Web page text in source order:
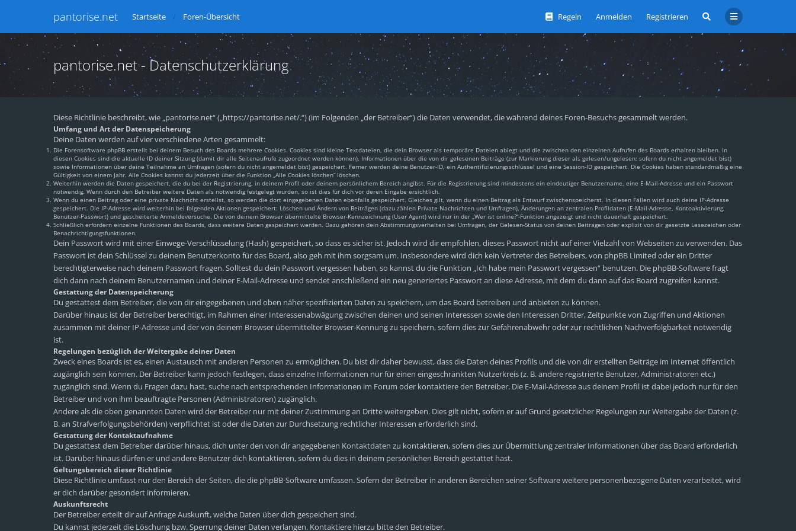
pantorise.net Regeln Anmelden Registrieren
Startseite Foren-Übersicht
pantorise.net - Datenschutzerklärung
Diese Richtlinie beschreibt, wie „pantorise.net“ („https://pantorise.net/.“) (im Folgenden „der Betreiber“) die Daten verwendet, die während deines Foren-Besuchs gesammelt werden.
Umfang und Art der Datenspeicherung
Deine Daten werden auf vier verschiedene Arten gesammelt:
Die Forensoftware phpBB erstellt bei deinem Besuch des Boards mehrere Cookies. Cookies sind kleine Textdateien, die dein Browser als temporäre Dateien ablegt und die zwischen den einzelnen Aufrufen des Boards erhalten bleiben. In
diesen Cookies sind die aktuelle ID deiner Sitzung (damit dir alle Seitenaufrufe zugeordnet werden können), Informationen über die von dir gelesenen Beiträge (zur Markierung dieser als gelesen/ungelesen; sofern du nicht angemeldet bist)
sowie Informationen über deine Teilnahme an Umfragen (sofern du nicht angemeldet bist) gespeichert. Ferner werden deine Benutzer-ID, ein Authentifizierungsschlüssel und eine Session-ID gespeichert. Die Cookies haben standardmäßig eine
Gültigkeit von einem Jahr. Alle Cookies kannst du jederzeit über die Funktion „Alle Cookies löschen“ löschen.
Weiterhin werden die Daten gespeichert, die du bei der Registrierung, in deinem Profil oder deinem persönlichem Bereich angibst. Für die Registrierung sind mindestens ein eindeutiger Benutzername, eine E-Mail-Adresse und ein Passwort
notwendig. Wenn durch den Betreiber weitere Daten als notwendig festgelegt wurden, so ist dies für dich vor deren Eingabe ersichtlich.
Wenn du einen Beitrag oder eine private Nachricht erstellst, so werden die dort eingegebenen Daten ebenfalls gespeichert. Gleiches gilt, wenn du einen Beitrag als Entwurf zwischenspeicherst. In diesen Fällen wird auch deine IP-Adresse
gespeichert. Die IP-Adresse wird weiterhin bei folgenden Aktionen gespeichert: Löschen und Ändern von Beiträgen (dazu zählen Private Nachrichten und Umfragen), Änderungen an zentralen Profildaten (E-Mail-Adresse, Kontoaktivierung,
Benutzer-Passwort) und gescheiterte Anmeldeversuche. Die von deinem Browser übermittelte Browser-Kennzeichnung (User Agent) wird nur in der „Wer ist online?“-Funktion angezeigt und nicht dauerhaft gespeichert.
Schließlich erfordern einzelne Funktionen des Boards, dass weitere Daten gespeichert werden. Dazu gehören dein Abstimmungsverhalten bei Umfragen, der Gelesen-Status von deinen Beiträgen oder explizit von dir gesetzte Lesezeichen oder
Benachrichtigungsfunktionen.
Dein Passwort wird mit einer Einwege-Verschlüsselung (Hash) gespeichert, so dass es sicher ist. Jedoch wird dir empfohlen, dieses Passwort nicht auf einer Vielzahl von Webseiten zu verwenden. Das
Passwort ist dein Schlüssel zu deinem Benutzerkonto für das Board, also geh mit ihm sorgsam um. Insbesondere wird dich kein Vertreter des Betreibers, von phpBB Limited oder ein Dritter
berechtigterweise nach deinem Passwort fragen. Solltest du dein Passwort vergessen haben, so kannst du die Funktion „Ich habe mein Passwort vergessen“ benutzen. Die phpBB-Software fragt
dich dann nach deinem Benutzernamen und deiner E-Mail-Adresse und sendet anschließend ein neu generiertes Passwort an diese Adresse, mit dem du dann auf das Board zugreifen kannst.
Gestattung der Datenspeicherung
Du gestattest dem Betreiber, die von dir eingegebenen und oben näher spezifizierten Daten zu speichern, um das Board betreiben und anbieten zu können.
Darüber hinaus ist der Betreiber berechtigt, im Rahmen einer Interessenabwägung zwischen deinen und seinen Interessen sowie den Interessen Dritter, Zeitpunkte von Zugriffen und Aktionen
zusammen mit deiner IP-Adresse und der von deinem Browser übermittelter Browser-Kennung zu speichern, sofern dies zur Gefahrenabwehr oder zur rechtlichen Nachverfolgbarkeit notwendig
ist.
Regelungen bezüglich der Weitergabe deiner Daten
Zweck eines Boards ist es, einen Austausch mit anderen Personen zu ermöglichen. Du bist dir daher bewusst, dass die Daten deines Profils und die von dir erstellten Beiträge im Internet öffentlich
zugänglich sein können. Der Betreiber kann jedoch festlegen, dass einzelne Informationen nur für einen eingeschränkten Nutzerkreis (z. B. andere registrierte Benutzer, Administratoren etc.)
zugänglich sind. Wenn du Fragen dazu hast, suche nach entsprechenden Informationen im Forum oder kontaktiere den Betreiber. Die E-Mail-Adresse aus deinem Profil ist dabei jedoch nur für den
Betreiber und von ihm beauftragte Personen (Administratoren) zugänglich.
Andere als die oben genannten Daten wird der Betreiber nur mit deiner Zustimmung an Dritte weitergeben. Dies gilt nicht, sofern er auf Grund gesetzlicher Regelungen zur Weitergabe der Daten (z.
B. an Strafverfolgungsbehörden) verpflichtet ist oder die Daten zur Durchsetzung rechtlicher Interessen erforderlich sind.
Gestattung der Kontaktaufnahme
Du gestattest dem Betreiber darüber hinaus, dich unter den von dir angegebenen Kontaktdaten zu kontaktieren, sofern dies zur Übermittlung zentraler Informationen über das Board erforderlich
ist. Darüber hinaus dürfen er und andere Benutzer dich kontaktieren, sofern du dies in deinem persönlichen Bereich gestattet hast.
Geltungsbereich dieser Richtlinie
Diese Richtlinie umfasst nur den Bereich der Seiten, die die phpBB-Software umfassen. Sofern der Betreiber in anderen Bereichen seiner Software weitere personenbezogene Daten verarbeitet, wird
er dich darüber gesondert informieren.
Auskunftsrecht
Der Betreiber erteilt dir auf Anfrage Auskunft, welche Daten über dich gespeichert sind.
Du kannst jederzeit die Löschung bzw. Sperrung deiner Daten verlangen. Kontaktiere hierzu bitte den Betreiber.